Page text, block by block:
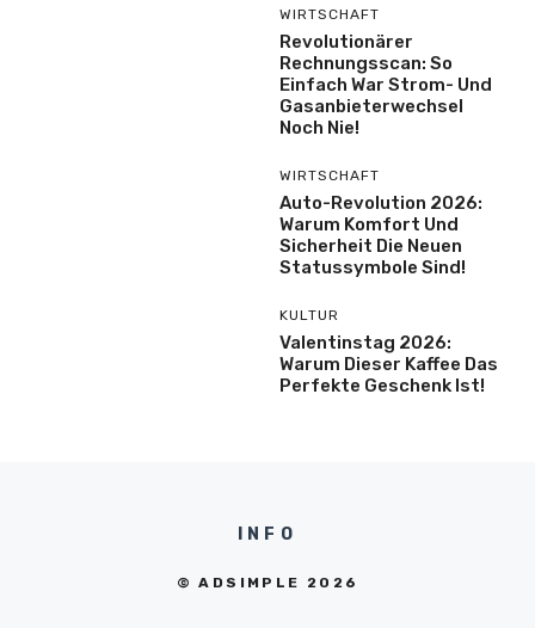
WIRTSCHAFT
Revolutionärer
Rechnungsscan: So
Einfach War Strom- Und
Gasanbieterwechsel
Noch Nie!
WIRTSCHAFT
Auto-Revolution 2026:
Warum Komfort Und
Sicherheit Die Neuen
Statussymbole Sind!
KULTUR
Valentinstag 2026:
Warum Dieser Kaffee Das
Perfekte Geschenk Ist!
INFO
© ADSIMPLE 2026